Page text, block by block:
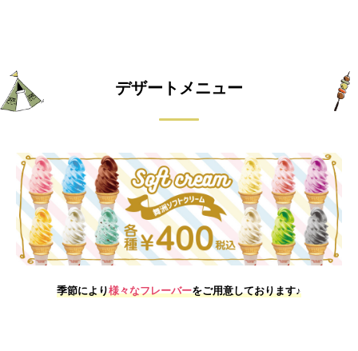
デザートメニュー
季節により様々なフレーバーをご用意しております♪